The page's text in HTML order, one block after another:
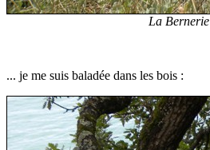
La Bernerie
... je me suis baladée dans les bois :